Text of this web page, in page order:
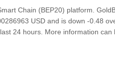
Chain (BEP20) platform.
USD and is down -0.48
24 hours. More information can